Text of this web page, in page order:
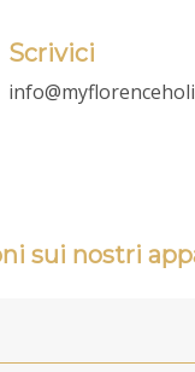
Scrivici
sui nostri